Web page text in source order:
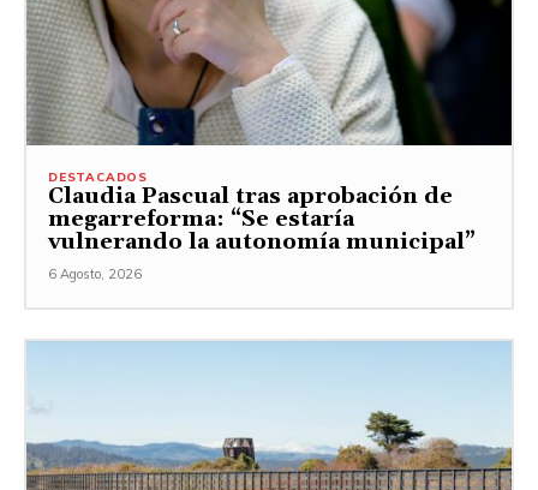
DESTACADOS
Claudia Pascual tras aprobación de
megarreforma: “Se estaría
vulnerando la autonomía municipal”
6 Agosto, 2026